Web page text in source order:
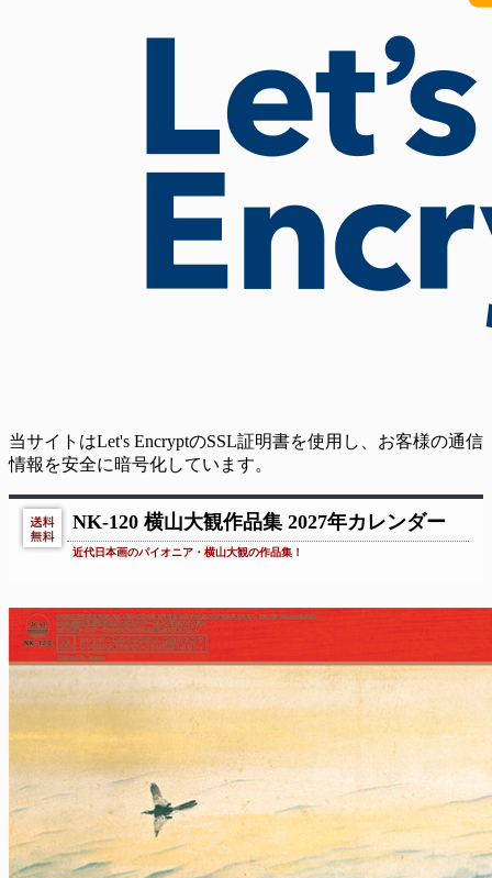
当サイトはLet's EncryptのSSL証明書を使用し、お客様の通信
情報を安全に暗号化しています。
NK-120 横山大観作品集 2027年カレンダー
近代日本画のパイオニア・横山大観の作品集！